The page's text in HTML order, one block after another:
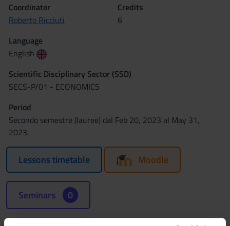
Coordinator
Roberto Ricciuti
Credits
6
Language
English
Scientific Disciplinary Sector (SSD)
SECS-P/01 - ECONOMICS
Period
Secondo semestre (lauree) dal Feb 20, 2023 al May 31,
2023.
Lessons timetable Moodle
Seminars 0